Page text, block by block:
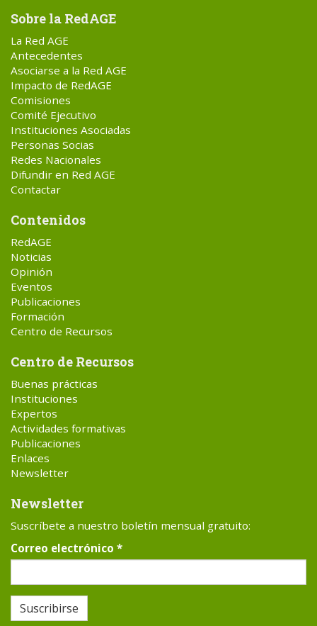
Sobre la RedAGE
La Red AGE
Antecedentes
Asociarse a la Red AGE
Impacto de RedAGE
Comisiones
Comité Ejecutivo
Instituciones Asociadas
Personas Socias
Redes Nacionales
Difundir en Red AGE
Contactar
Contenidos
RedAGE
Noticias
Opinión
Eventos
Publicaciones
Formación
Centro de Recursos
Centro de Recursos
Buenas prácticas
Instituciones
Expertos
Actividades formativas
Publicaciones
Enlaces
Newsletter
Newsletter
Suscríbete a nuestro boletín mensual gratuito:
Correo electrónico *
Suscribirse